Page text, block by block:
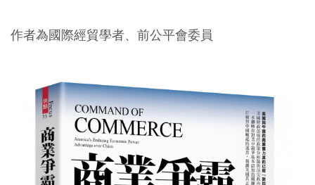
作者為國際經貿學者、前公平會委員